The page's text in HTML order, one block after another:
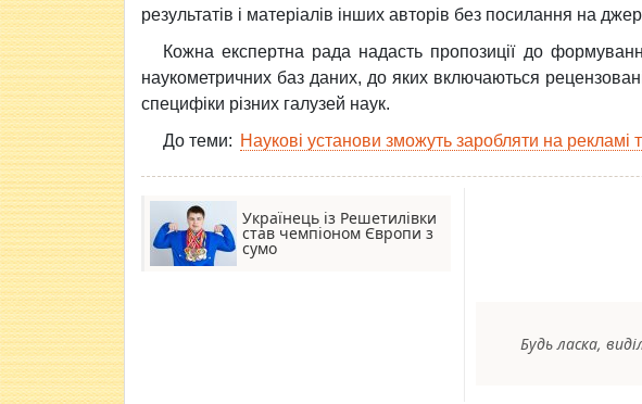
результатів і матеріалів інших авторів без посилання на
Кожна експертна рада надасть пропозиції до
наукометричних баз даних, до яких включаються
специфіки різних галузей наук.
До теми: Наукові установи зможуть заробляти на рекламі
Українець із Решетилівки
став чемпіоном Європи з
сумо
Будь ласка,